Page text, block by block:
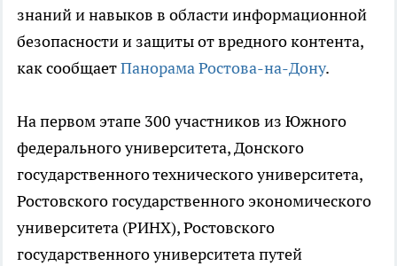
знаний и навыков в области информационной
безопасности и защиты от вредного контента,
как сообщаетПанорама Ростова-на-Дону.
На первом этапе 300 участников из Южного
федерального университета, Донского
государственного технического университета,
Ростовского государственного экономического
университета (РИНХ), Ростовского
государственного университета путей